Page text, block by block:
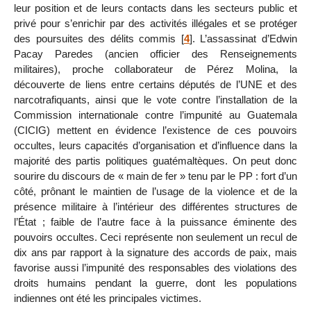
leur position et de leurs contacts dans les secteurs public et
privé pour s’enrichir par des activités illégales et se protéger
des poursuites des délits commis [4]. L’assassinat d’Edwin
Pacay Paredes (ancien officier des Renseignements
militaires), proche collaborateur de Pérez Molina, la
découverte de liens entre certains députés de l’UNE et des
narcotrafiquants, ainsi que le vote contre l’installation de la
Commission internationale contre l’impunité au Guatemala
(CICIG) mettent en évidence l’existence de ces pouvoirs
occultes, leurs capacités d’organisation et d’influence dans la
majorité des partis politiques guatémaltèques. On peut donc
sourire du discours de « main de fer » tenu par le PP : fort d’un
côté, prônant le maintien de l’usage de la violence et de la
présence militaire à l’intérieur des différentes structures de
l’État ; faible de l’autre face à la puissance éminente des
pouvoirs occultes. Ceci représente non seulement un recul de
dix ans par rapport à la signature des accords de paix, mais
favorise aussi l’impunité des responsables des violations des
droits humains pendant la guerre, dont les populations
indiennes ont été les principales victimes.